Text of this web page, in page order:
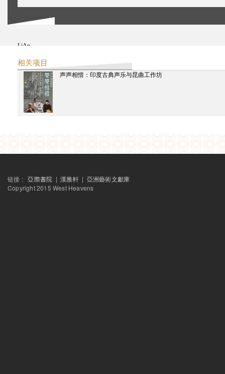
LiAn
拉贾德雅克萨，阿希什
林其蔚
刘大鸿
LinFeng
林峰
梁捷
Lad Rutuja
梁日明
罗永生
李振华
李政勋
相关项目
声声相惜：印度古典声乐与昆曲工作坊
链接 :亞際書院 |漢雅軒 | 亞洲藝術文獻庫
Copyright 2015 West Heavens